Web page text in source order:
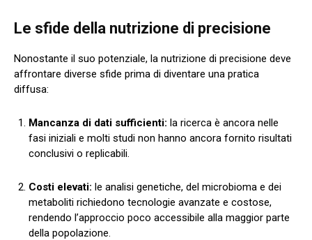
Le sfide della nutrizione di precisione
Nonostante il suo potenziale, la nutrizione di precisione deve
affrontare diverse sfide prima di diventare una pratica
diffusa:
Mancanza di dati sufficienti: la ricerca è ancora nelle
fasi iniziali e molti studi non hanno ancora fornito risultati
conclusivi o replicabili.
Costi elevati: le analisi genetiche, del microbioma e dei
metaboliti richiedono tecnologie avanzate e costose,
rendendo l’approccio poco accessibile alla maggior parte
della popolazione.